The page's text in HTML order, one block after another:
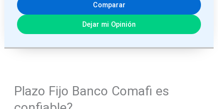
Comparar
Dejar mi Opinión
Plazo Fijo Banco Comafi es